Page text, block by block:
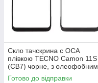
Скло тачскрина c OCA
плівкою TECNO Camon 11S
(CB7) чорне, з олеофобним
покриттям, загартоване
Готово до відправки